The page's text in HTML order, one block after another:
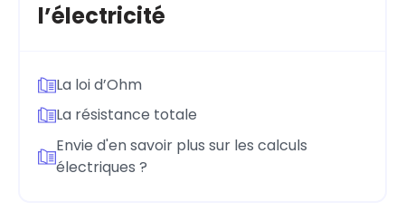
l’électricité
La loi d’Ohm
La résistance totale
Envie d'en savoir plus sur les calculs
électriques ?